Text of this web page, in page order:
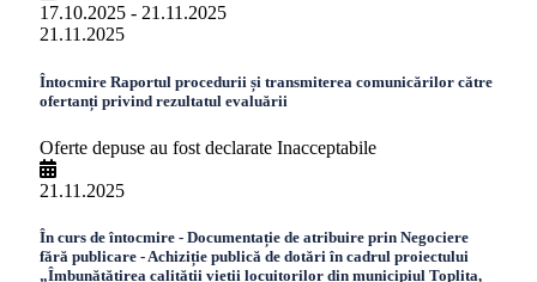
17.10.2025 - 21.11.2025
21.11.2025
Întocmire Raportul procedurii și transmiterea comunicărilor către
ofertanți privind rezultatul evaluării
Oferte depuse au fost declarate Inacceptabile
21.11.2025
În curs de întocmire - Documentație de atribuire prin Negociere
fără publicare - Achiziție publică de dotări în cadrul proiectului
„Îmbunătățirea calității vieții locuitorilor din municipiul Toplița,